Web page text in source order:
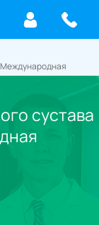
Международная
сустава